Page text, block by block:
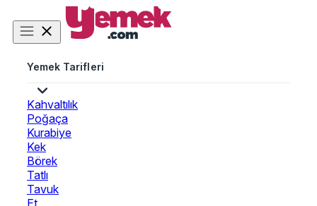
Yemek Tarifleri
Kahvaltılık
Poğaça
Kurabiye
Kek
Börek
Tatlı
Tavuk
Et